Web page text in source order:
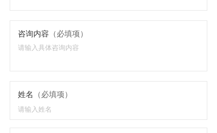
咨询内容 （必填项）
姓名 （必填项）